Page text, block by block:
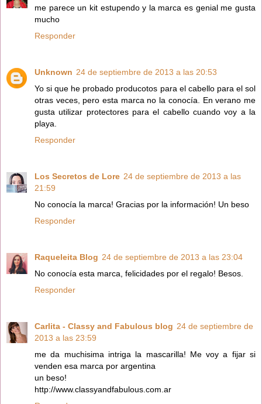
me parece un kit estupendo y la marca es genial me gusta
mucho
Responder
Unknown 24 de septiembre de 2013 a las 20:53
Yo si que he probado producotos para el cabello para el sol
otras veces, pero esta marca no la conocía. En verano me
gusta utilizar protectores para el cabello cuando voy a la
playa.
Responder
Los Secretos de Lore 24 de septiembre de 2013 a las
21:59
No conocía la marca! Gracias por la información! Un beso
Responder
Raqueleita Blog 24 de septiembre de 2013 a las 23:04
No conocía esta marca, felicidades por el regalo! Besos.
Responder
Carlita - Classy and Fabulous blog 24 de septiembre de
2013 a las 23:59
me da muchisima intriga la mascarilla! Me voy a fijar si
venden esa marca por argentina
un beso!
http://www.classyandfabulous.com.ar